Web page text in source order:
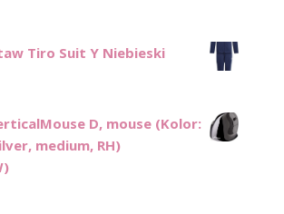
Tiro Suit Y Niebieski
D, mouse (Kolor:
medium, RH)